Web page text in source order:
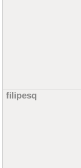
filipesq